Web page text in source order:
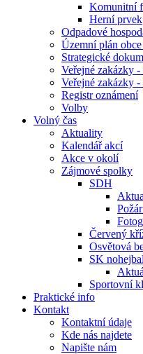
Komunitní
Herní prvek
Odpadové
Územní plán
Strategické
Veřejné zakázky
Veřejné zakázky
Registr oznámení
Volby
Volný čas
Aktuality
Kalendář akcí
Akce v okolí
Zájmové spolky
SDH
Červený
Osvětová
SK nohejbal
Sportovní
Praktické info
Kontakt
Kontaktní údaje
Kde nás najdete
Napište nám